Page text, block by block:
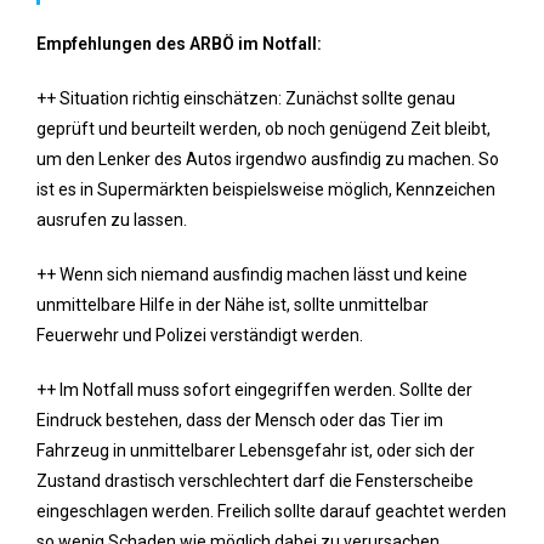
Empfehlungen des ARBÖ im Notfall:
++ Situation richtig einschätzen: Zunächst sollte genau
geprüft und beurteilt werden, ob noch genügend Zeit bleibt,
um den Lenker des Autos irgendwo ausfindig zu machen. So
ist es in Supermärkten beispielsweise möglich, Kennzeichen
ausrufen zu lassen.
++ Wenn sich niemand ausfindig machen lässt und keine
unmittelbare Hilfe in der Nähe ist, sollte unmittelbar
Feuerwehr und Polizei verständigt werden.
++ Im Notfall muss sofort eingegriffen werden. Sollte der
Eindruck bestehen, dass der Mensch oder das Tier im
Fahrzeug in unmittelbarer Lebensgefahr ist, oder sich der
Zustand drastisch verschlechtert darf die Fensterscheibe
eingeschlagen werden. Freilich sollte darauf geachtet werden